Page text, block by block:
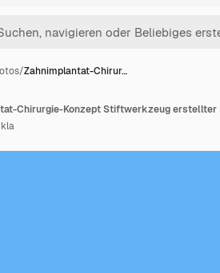
/Zahnimplantat-Chirur…